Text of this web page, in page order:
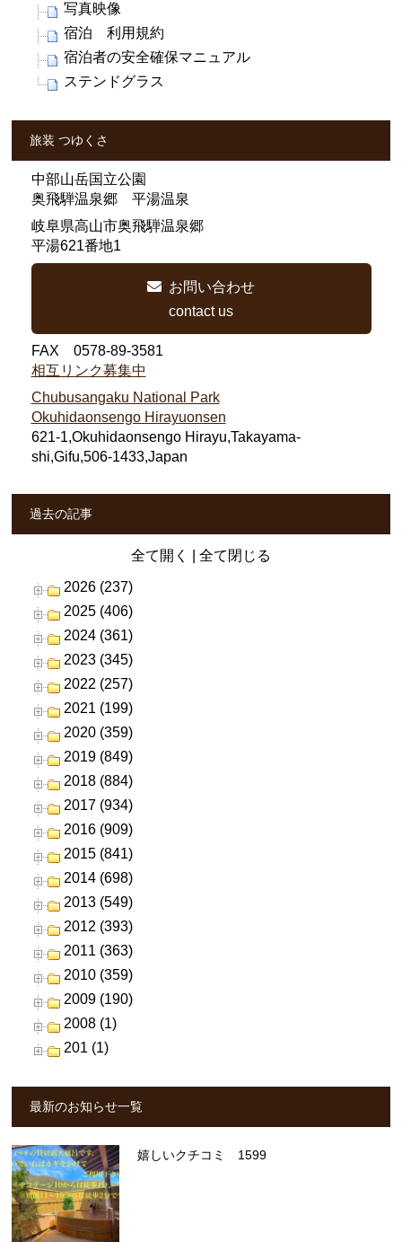
写真映像
宿泊 利用規約
宿泊者の安全確保マニュアル
ステンドグラス
旅装 つゆくさ
中部山岳国立公園
奥飛騨温泉郷 平湯温泉
岐阜県高山市奥飛騨温泉郷
平湯621番地1
お問い合わせ
contact us
FAX 0578-89-3581
相互リンク募集中
Chubusangaku National Park
Okuhidaonsengo Hirayuonsen
621-1,Okuhidaonsengo Hirayu,Takayama-
shi,Gifu,506-1433,Japan
過去の記事
全て開く 全て閉じる
2026 (237)
2025 (406)
2024 (361)
2023 (345)
2022 (257)
2021 (199)
2020 (359)
2019 (849)
2018 (884)
2017 (934)
2016 (909)
2015 (841)
2014 (698)
2013 (549)
2012 (393)
2011 (363)
2010 (359)
2009 (190)
2008 (1)
201 (1)
最新のお知らせ一覧
嬉しいクチコミ 1599